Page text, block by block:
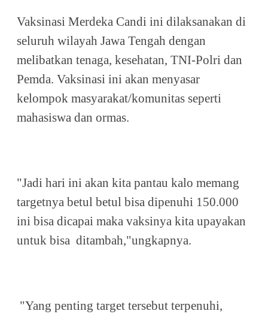
Vaksinasi Merdeka Candi ini dilaksanakan di
seluruh wilayah Jawa Tengah dengan
melibatkan tenaga, kesehatan, TNI-Polri dan
Pemda. Vaksinasi ini akan menyasar
kelompok masyarakat/komunitas seperti
mahasiswa dan ormas.
"Jadi hari ini akan kita pantau kalo memang
targetnya betul betul bisa dipenuhi 150.000
ini bisa dicapai maka vaksinya kita upayakan
untuk bisa ditambah,"ungkapnya.
"Yang penting target tersebut terpenuhi,